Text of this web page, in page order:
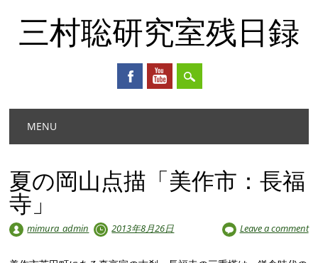
三村聡研究室残日録
Main menu
MENU
夏の岡山点描「美作市：長福
寺」
mimura_admin 2013年8月26日 Leave a comment